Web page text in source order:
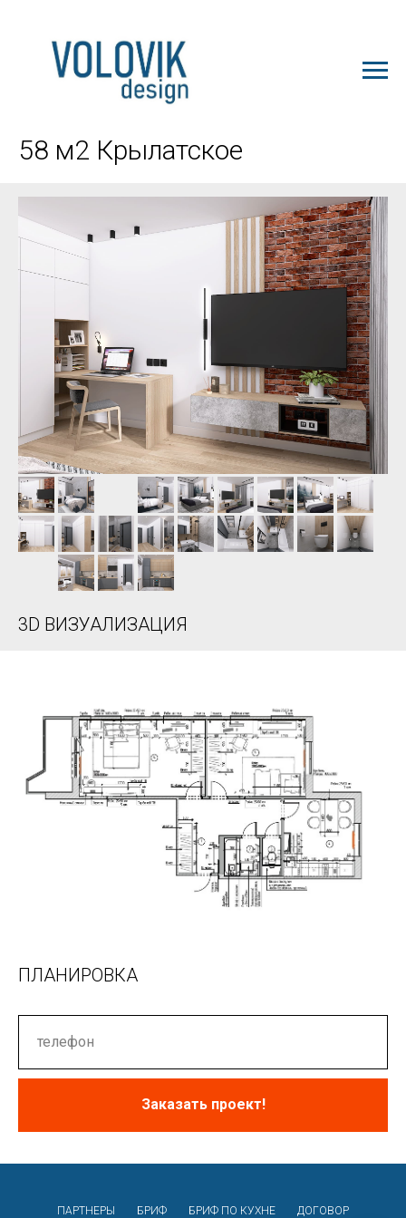
ЗАКАЗАТЬ ПРОЕКТ
58 м2 Крылатское
3D ВИЗУАЛИЗАЦИЯ
ПЛАНИРОВКА
Заказать проект!
ПАРТНЕРЫ БРИФ БРИФ ПО КУХНЕ ДОГОВОР